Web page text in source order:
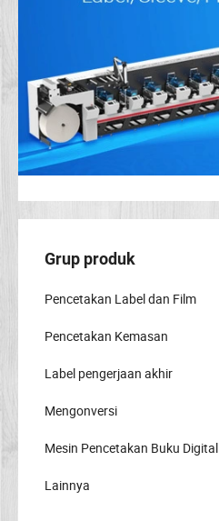
Grup produk
Pencetakan Label dan Film
Pencetakan Kemasan
Label pengerjaan akhir
Mengonversi
Mesin Pencetakan Buku Digital
Lainnya